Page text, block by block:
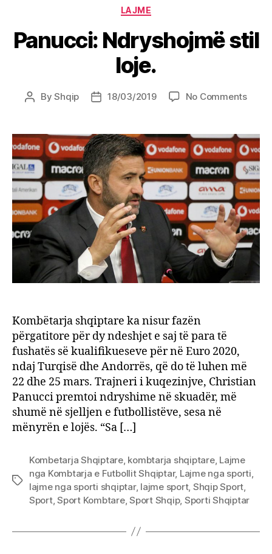
Categories
LAJME
Panucci: Ndryshojmë stil
loje.
PostByShqip
Post18/03/2019 No Commentson
stil
loje.
Kombëtarja shqiptare ka nisur fazën
përgatitore për dy ndeshjet e saj të para të
fushatës së kualifikueseve për në Euro 2020,
ndaj Turqisë dhe Andorrës, që do të luhen më
22 dhe 25 mars. Trajneri i kuqezinjve, Christian
Panucci premtoi ndryshime në skuadër, më
shumë në sjelljen e futbollistëve, sesa në
mënyrën e lojës. “Sa […]
Tags
Kombetarja Shqiptare, kombtarja shqiptare, Lajme
nga Kombtarja e Futbollit Shqiptar, Lajme nga sporti
lajme nga sporti shqiptar, lajme sport, Shqip Sport
Sport,Sport Kombtare,Sport Shqip, Sporti Shqiptar